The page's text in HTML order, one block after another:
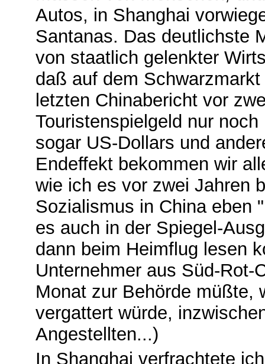
Autos, in Shanghai
Santanas. Das deutlichste
von staatlich gelenkter
daß auf dem
letzten Chinabericht vor
Touristenspielgeld nur
sogar US-Dollars und
Endeffekt bekommen wir
wie ich es vor zwei Jahren
Sozialismus in China eben
es auch in der Spiegel-
dann beim Heimflug lesen
Unternehmer aus Süd-
Monat zur Behörde müßte,
vergattert würde,
Angestellten...)
In Shanghai verfrachtete